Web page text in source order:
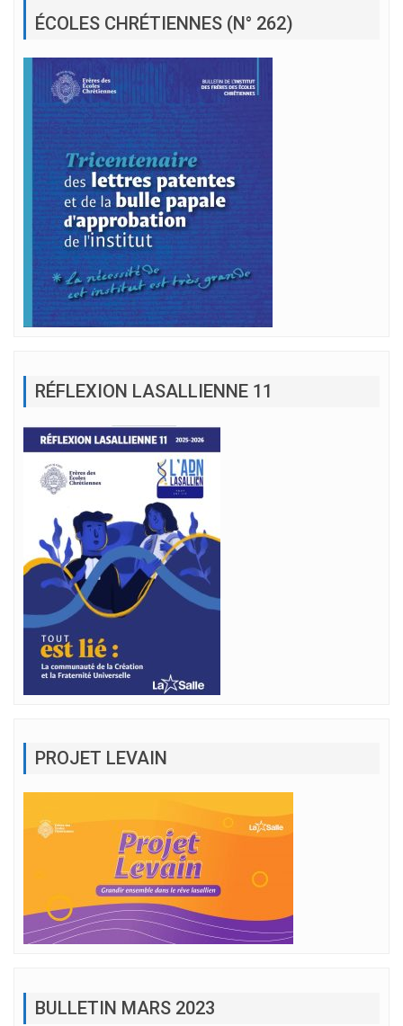
ÉCOLES CHRÉTIENNES (N° 262)
RÉFLEXION LASALLIENNE 11
PROJET LEVAIN
BULLETIN MARS 2023